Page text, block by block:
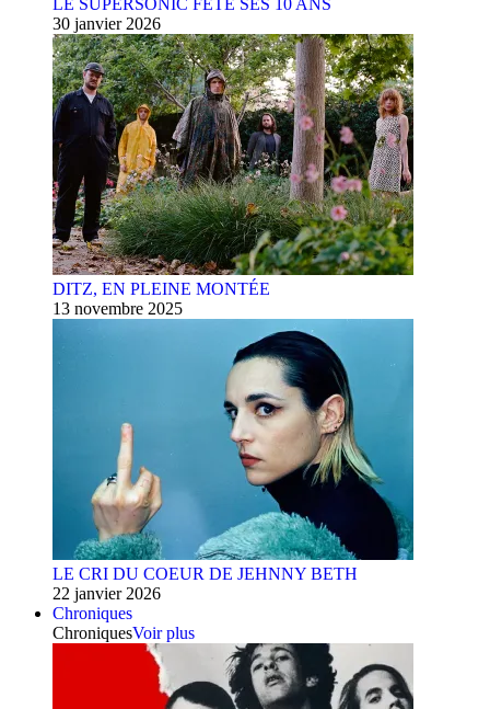
LE SUPERSONIC FÊTE SES 10 ANS
30 janvier 2026
DITZ, EN PLEINE MONTÉE
13 novembre 2025
LE CRI DU COEUR DE JEHNNY BETH
22 janvier 2026
Chroniques
ChroniquesVoir plus